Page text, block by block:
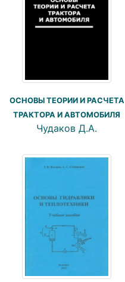
ОСНОВЫ ТЕОРИИ И РАСЧЕТА
ТРАКТОРА И АВТОМОБИЛЯ
Чудаков Д.А.